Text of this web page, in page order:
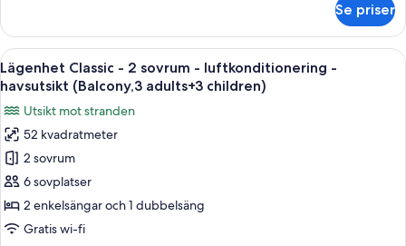
(Balcony,3
adults+2
children)
Classic
2
sovrum
luftkonditionering
havsutsikt
(Balcony,3
adults+2
Se priser
Öppna
alla
för
Lägenhet
Classic
-
2
sovrum
Värdeförvaringsskåp på rummet,
22
Lägenhet Classic - 2 sovrum - luftkonditionering -
havsutsikt (Balcony,3 adults+3 children)
Utsikt mot stranden
52 kvadratmeter
2 sovrum
6 sovplatser
2 enkelsängar och 1 dubbelsäng
Gratis wi-fi